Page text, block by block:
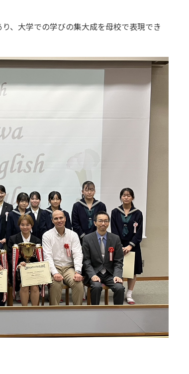
、大学での学びの集大成を母校で表現でき